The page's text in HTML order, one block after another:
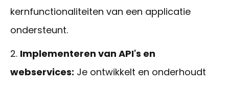
kernfunctionaliteiten van een applicatie
ondersteunt.
Implementeren van API's en
webservices: Je ontwikkelt en onderhoudt